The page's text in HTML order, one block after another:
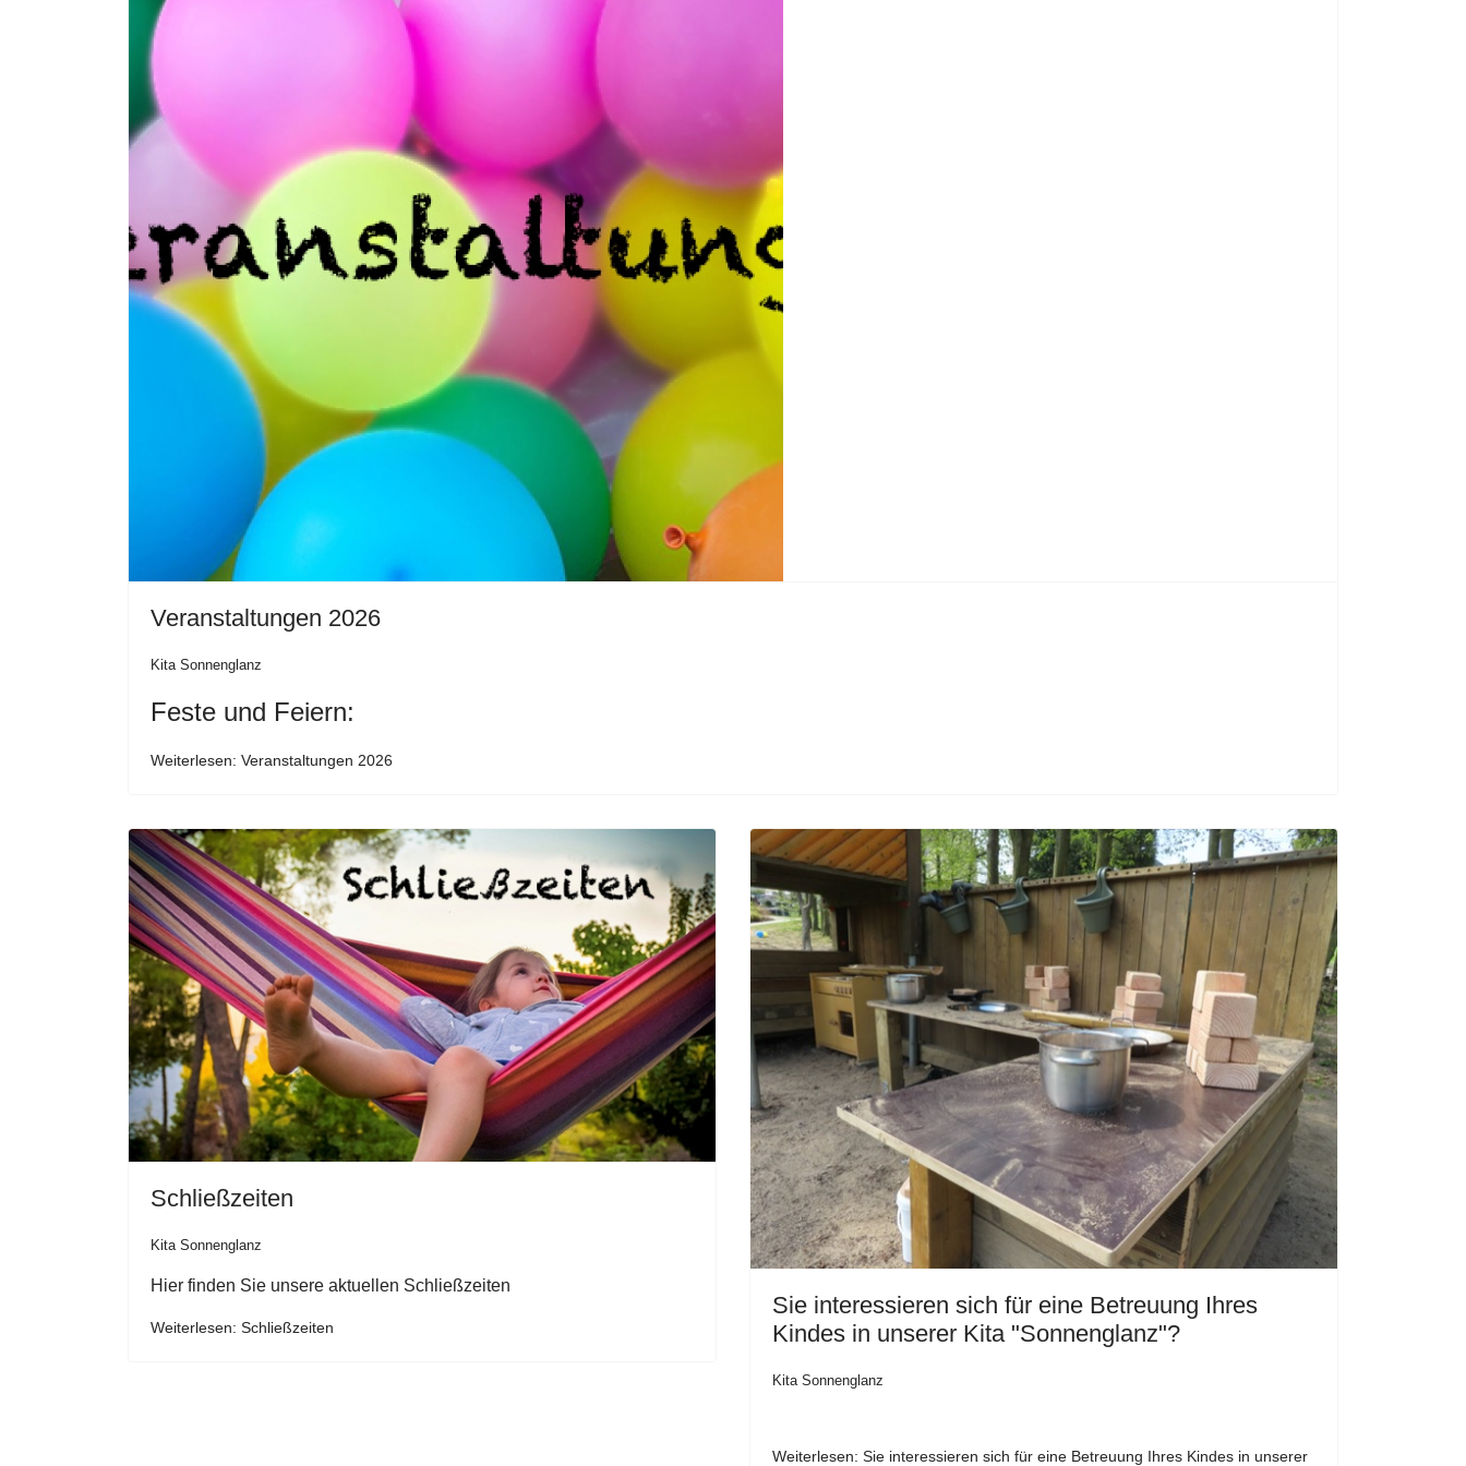
Veranstaltungen 2026
Kita Sonnenglanz
Feste und Feiern:
Weiterlesen: Veranstaltungen 2026
Schließzeiten
Kita Sonnenglanz
Hier finden Sie unsere aktuellen Schließzeiten
Weiterlesen: Schließzeiten
Sie interessieren sich für eine Betreuung Ihres
Kindes in unserer Kita "Sonnenglanz"?
Kita Sonnenglanz
Weiterlesen: Sie interessieren sich für eine Betreuung Ihres Kindes in unserer